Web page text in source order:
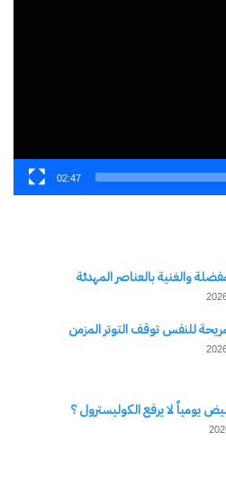
02:47
والغنية بالعناصر المهدئة
للنفس توقف التوتر المزمن
يومياً لا يرفع الكوليسترول ؟